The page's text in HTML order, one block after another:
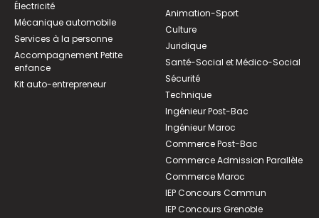
Électricité
Mécanique automobile
Services à la personne
Accompagnement Petite
enfance
Kit auto-entrepreneur
Animation-Sport
Culture
Juridique
Santé-Social et Médico-Social
Sécurité
Technique
Ingénieur Post-Bac
Ingénieur Maroc
Commerce Post-Bac
Commerce Admission Parallèle
Commerce Maroc
IEP Concours Commun
IEP Concours Grenoble